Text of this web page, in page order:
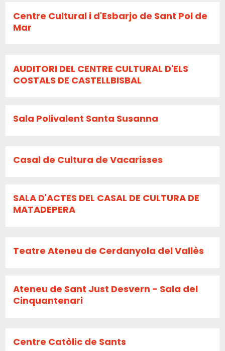
Centre Cultural i d'Esbarjo de Sant Pol de
Mar
AUDITORI DEL CENTRE CULTURAL D'ELS
COSTALS DE CASTELLBISBAL
Sala Polivalent Santa Susanna
Casal de Cultura de Vacarisses
SALA D'ACTES DEL CASAL DE CULTURA DE
MATADEPERA
Teatre Ateneu de Cerdanyola del Vallès
Ateneu de Sant Just Desvern - Sala del
Cinquantenari
Centre Catòlic de Sants